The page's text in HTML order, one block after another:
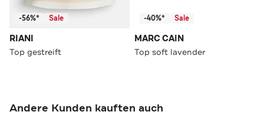
-56%* Sale
RIANI
Top gestreift
-40%* Sale
MARC CAIN
Top soft lavender
Andere Kunden kauften auch